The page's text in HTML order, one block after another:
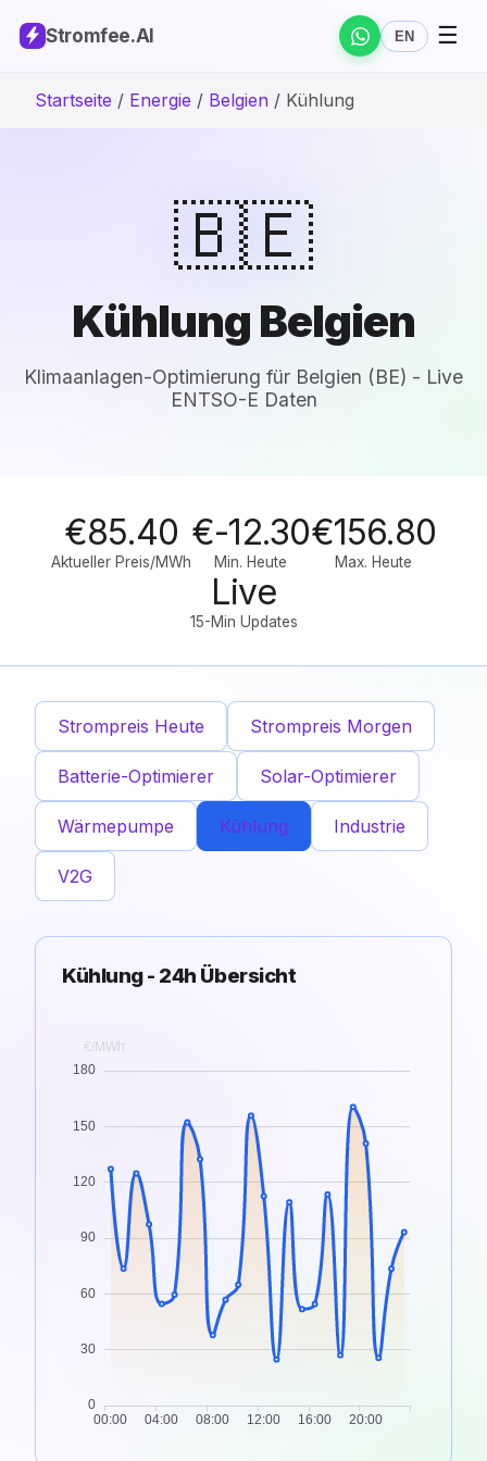
Stromfee.AI EN ☰
Startseite / Energie / Belgien / Kühlung
🇧🇪
Kühlung Belgien
Klimaanlagen-Optimierung für Belgien (BE) - Live
ENTSO-E Daten
€85.40
Aktueller Preis/MWh
€-12.30
Min. Heute
€156.80
Max. Heute
Live
15-Min Updates
Strompreis Heute Strompreis Morgen
Batterie-Optimierer Solar-Optimierer
Wärmepumpe Kühlung Industrie
V2G
Kühlung - 24h Übersicht